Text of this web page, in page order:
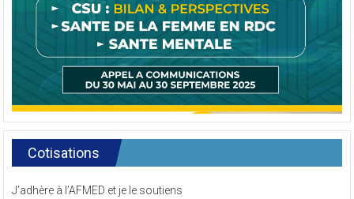
Cotisations
J’adhère à l’AFMED et je le soutiens